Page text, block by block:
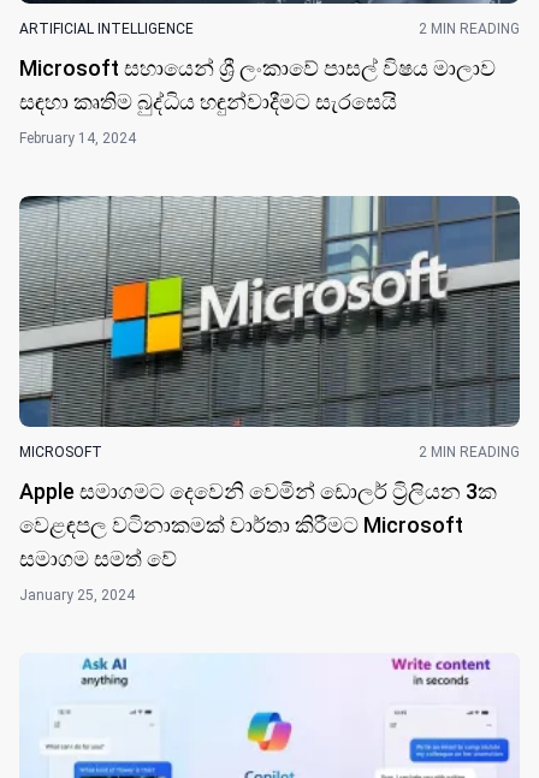
ARTIFICIAL INTELLIGENCE 2 MIN READING
Microsoft සහායෙන් ශ්‍රී ලංකාවේ පාසල් විෂය මාලාව
සඳහා කෘතිම බුද්ධිය හඳුන්වාදීමට සැරසෙයි
February 14, 2024
MICROSOFT 2 MIN READING
Apple සමාගමට දෙවෙනි වෙමි​න් ඩොලර් ට්‍රිලියන 3ක
වෙළඳප​ල වටිනාකමක් වාර්තා කිරීමට Microsoft
සමාගම සමත් ​වේ
January 25, 2024